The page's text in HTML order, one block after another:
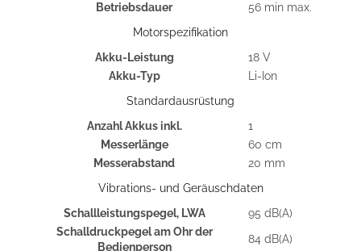
Betriebsdauer
56 min max.
Motorspezifikation
Akku-Leistung
18 V
Akku-Typ
Li-Ion
Standardausrüstung
Anzahl Akkus inkl.
1
Messerlänge
60 cm
Messerabstand
20 mm
Vibrations- und Geräuschdaten
Schallleistungspegel, LWA
95 dB(A)
Schalldruckpegel am Ohr der
Bedienperson
84 dB(A)